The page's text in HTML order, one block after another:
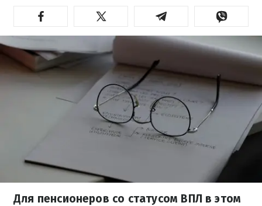
Для пенсионеров со статусом ВПЛ в этом